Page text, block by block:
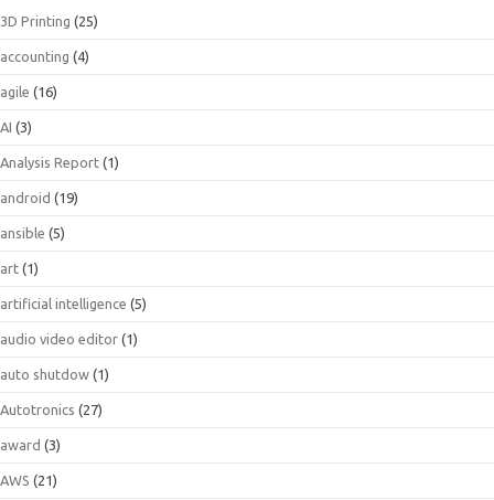
3D Printing (25)
accounting (4)
agile (16)
AI (3)
Analysis Report (1)
android (19)
ansible (5)
art (1)
artificial intelligence (5)
audio video editor (1)
auto shutdow (1)
Autotronics (27)
award (3)
AWS (21)